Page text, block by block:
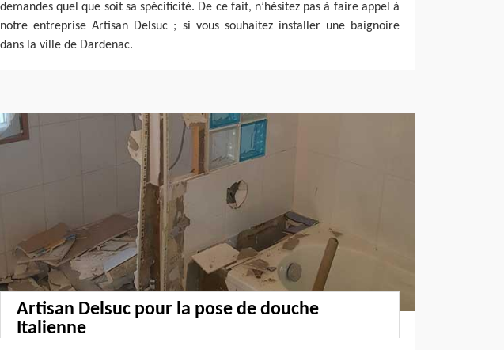
demandes quel que soit sa spécificité. De ce fait, n’hésitez pas à faire appel à
notre entreprise Artisan Delsuc ; si vous souhaitez installer une baignoire
dans la ville de Dardenac.
Artisan Delsuc pour la pose de douche
Italienne